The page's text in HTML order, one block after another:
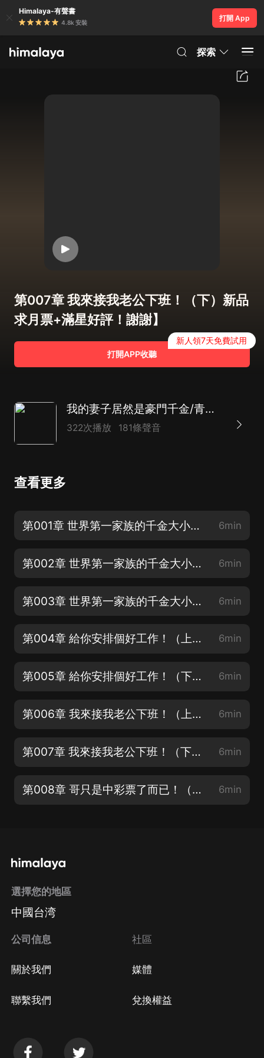
Himalaya-有聲書
4.8k 安裝
打開 App
探索
第007章 我來接我老公下班！（下）新品
求月票+滿星好評！謝謝】
打開APP收聽
新人領7天免費試用
我的妻子居然是豪門千金/青春言情/職場商戰/AI多播
322次播放 181條聲音
查看更多
第001章 世界第一家族的千金大小姐？（上）新專輯上架，感謝收聽、訂閱評論投月票！ 6min
第002章 世界第一家族的千金大小姐？（中）新專輯上架，感謝收聽、訂閱評論投月票！ 6min
第003章 世界第一家族的千金大小姐？（下）新專輯上架，感謝收聽、訂閱評論投月票！ 6min
第004章 給你安排個好工作！（上）【新品求月票+滿星好評！謝謝】 6min
第005章 給你安排個好工作！（下）新品求月票+滿星好評！謝謝】 6min
第006章 我來接我老公下班！（上）新品求月票+滿星好評！謝謝】 6min
第007章 我來接我老公下班！（下）新品求月票+滿星好評！謝謝】 6min
第008章 哥只是中彩票了而已！（上）新品求月票+滿星好評！謝謝】 6min
選擇您的地區
中國台湾
公司信息
關於我們
聯繫我們
社區
媒體
兌換權益